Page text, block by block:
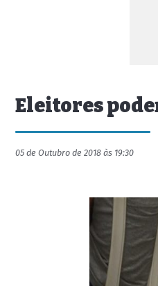
Eleitores
05 de Outubro de 2018 às 19:30